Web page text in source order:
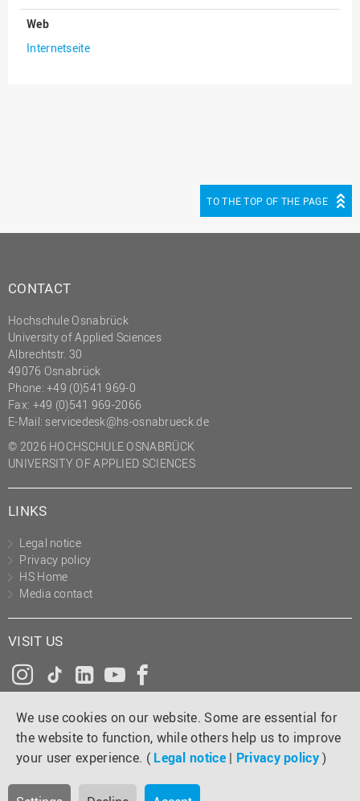
We use cookies on our website. Some are essential for
the website to function, while others help us to improve
your user experience. ( Legal notice | Privacy policy)
Professional School
Projekte des Präsidiums
Web
Internetseite
TO THE TOP OF THE PAGE
CONTACT
Hochschule Osnabrück
University of Applied Sciences
Albrechtstr. 30
49076 Osnabrück
Phone: +49 (0)541 969-0
Fax: +49 (0)541 969-2066
E-Mail: servicedesk@hs-osnabrueck.de
© 2026 HOCHSCHULE OSNABRÜCK
UNIVERSITY OF APPLIED SCIENCES
LINKS
Legal notice
Privacy policy
HS Home
Media contact
VISIT US
Instagram
Tiktok
LinkedInYouTube